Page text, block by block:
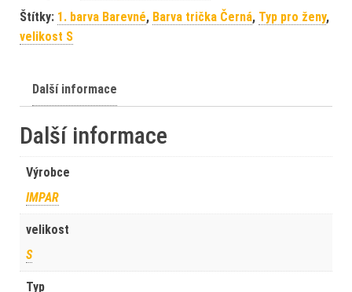
Štítky: 1. barva Barevné, Barva trička Černá, Typ pro ženy,
velikost S
Další informace
Další informace
Výrobce
IMPAR
velikost
S
Typ